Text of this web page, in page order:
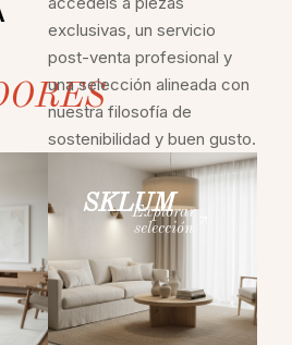
exclusivas, un servicio
post-venta profesional y
una selección alineada con
nuestra filosofía de
sostenibilidad y buen gusto.
SKLUM
Explorar
selección